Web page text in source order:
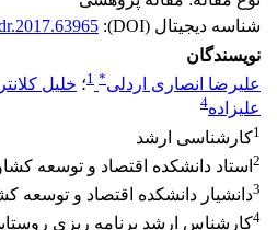
شناسه دیجیتال (DOI):
نویسندگان
علیرضا انصاری اردلی*
1؛ خلیل
علیزاده4
1کارشناسی ارشد
2 استاد دانشکده اقتصاد و توسعه
3دانشیار دانشکده اقتصاد و توسعه
4کارشناس ارشد برنامه ریزی